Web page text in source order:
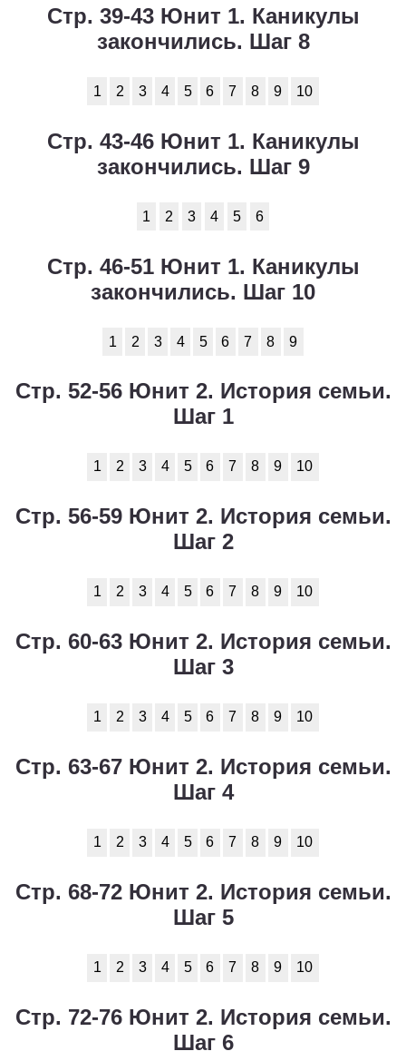
Стр. 39-43 Юнит 1. Каникулы
закончились. Шаг 8
1 2 3 4 5 6 7 8 9 10
Стр. 43-46 Юнит 1. Каникулы
закончились. Шаг 9
1 2 3 4 5 6
Стр. 46-51 Юнит 1. Каникулы
закончились. Шаг 10
1 2 3 4 5 6 7 8 9
Стр. 52-56 Юнит 2. История семьи.
Шаг 1
1 2 3 4 5 6 7 8 9 10
Стр. 56-59 Юнит 2. История семьи.
Шаг 2
1 2 3 4 5 6 7 8 9 10
Стр. 60-63 Юнит 2. История семьи.
Шаг 3
1 2 3 4 5 6 7 8 9 10
Стр. 63-67 Юнит 2. История семьи.
Шаг 4
1 2 3 4 5 6 7 8 9 10
Стр. 68-72 Юнит 2. История семьи.
Шаг 5
1 2 3 4 5 6 7 8 9 10
Стр. 72-76 Юнит 2. История семьи.
Шаг 6